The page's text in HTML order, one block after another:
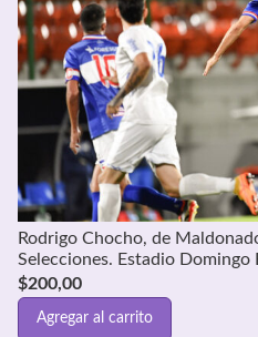
Rodrigo Chocho, de
Selecciones. Estadio Domingo
$200,00
Agregar al carrito